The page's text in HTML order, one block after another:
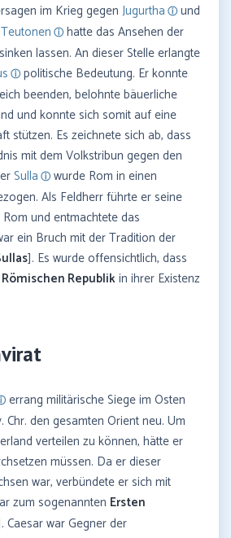
im Krieg gegen Jugurtha
und
hatte das Ansehen der
lassen. An dieser Stelle erlangte
politische Bedeutung. Er konnte
beenden, belohnte bäuerliche
und konnte sich somit auf eine
stützen. Es zeichnete sich ab, dass
mit dem Volkstribun gegen den
Sulla
wurde Rom in einen
Als Feldherr führte er seine
und entmachtete das
ein Bruch mit der Tradition der
]. Es wurde offensichtlich, dass
Republikin ihrer Existenz
errang militärische Siege im Osten
den gesamten Orient neu. Um
verteilen zu können, hätte er
müssen. Da er dieser
war, verbündete er sich mit
zum sogenannten Ersten
Caesar war Gegner der